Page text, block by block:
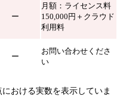
ー
月額：ライセンス料
150,000円＋クラウド
利用料
ー
お問い合わせくださ
い
おける実数を表示していま